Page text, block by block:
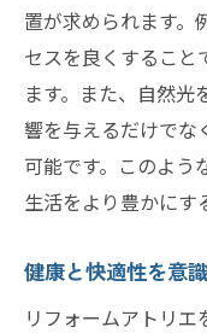
置が求められます。
セスを良くすること
ます。また、自然
響を与えるだけでな
可能です。このよう
生活をより豊かにす
健康と快適性を意
リフォームアトリ